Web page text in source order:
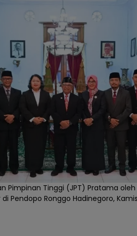
Pimpinan Tinggi (JPT) Pratama oleh
Pendopo Ronggo Hadinegoro,